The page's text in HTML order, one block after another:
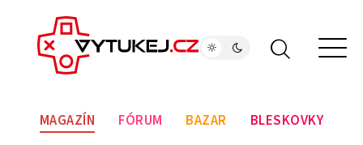
MAGAZÍN FÓRUM BAZAR BLESKOVKY